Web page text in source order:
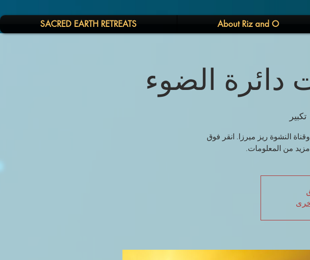
SACRED EARTH RETREATS About Riz and O
دائرة الضوء
تكبير
النشوة ريز ميرزا. انقر فوق